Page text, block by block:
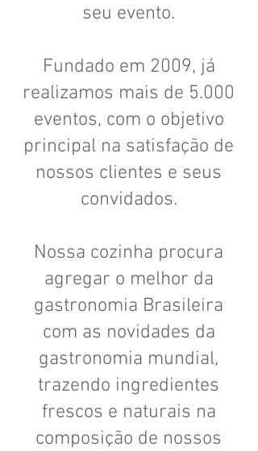
seu evento.
Fundado em 2009, já
realizamos mais de 5.000
eventos, com o objetivo
principal na satisfação de
nossos clientes e seus
convidados.
Nossa cozinha procura
agregar o melhor da
gastronomia Brasileira
com as novidades da
gastronomia mundial,
trazendo ingredientes
frescos e naturais na
composição de nossos